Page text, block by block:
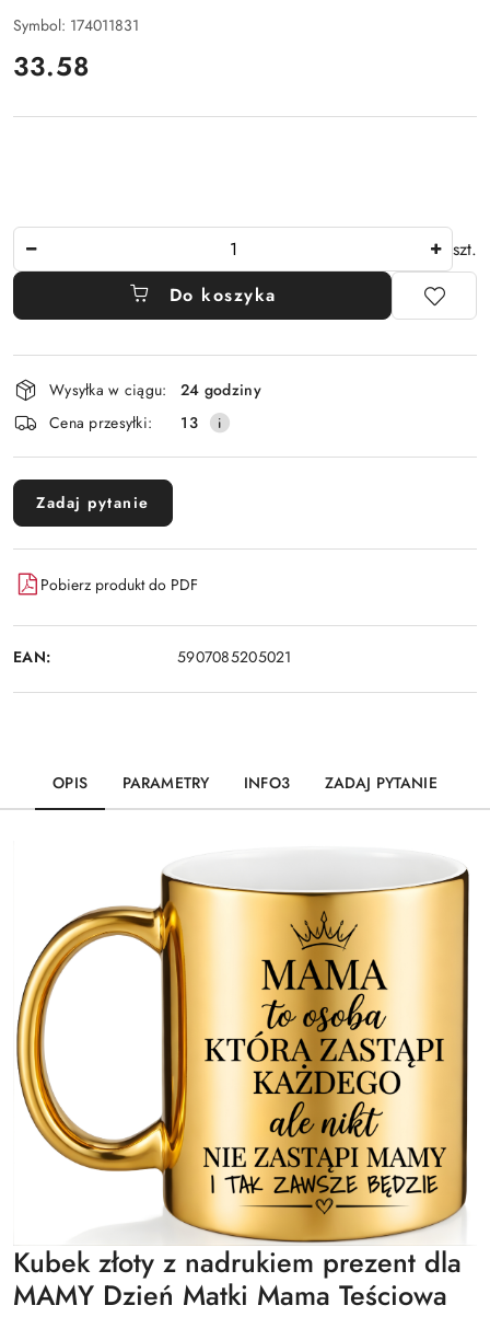
Symbol: 174011831
cena:
33.58
szt.
Do koszyka
Dostępność
i
dostawa
Wysyłka w ciągu:
24 godziny
Cena przesyłki:
13
Zadaj pytanie
Pobierz produkt do PDF
EAN: 5907085205021
OPIS PARAMETRY INFO3 ZADAJ PYTANIE
Kubek złoty z nadrukiem prezent dla
MAMY Dzień Matki Mama Teściowa